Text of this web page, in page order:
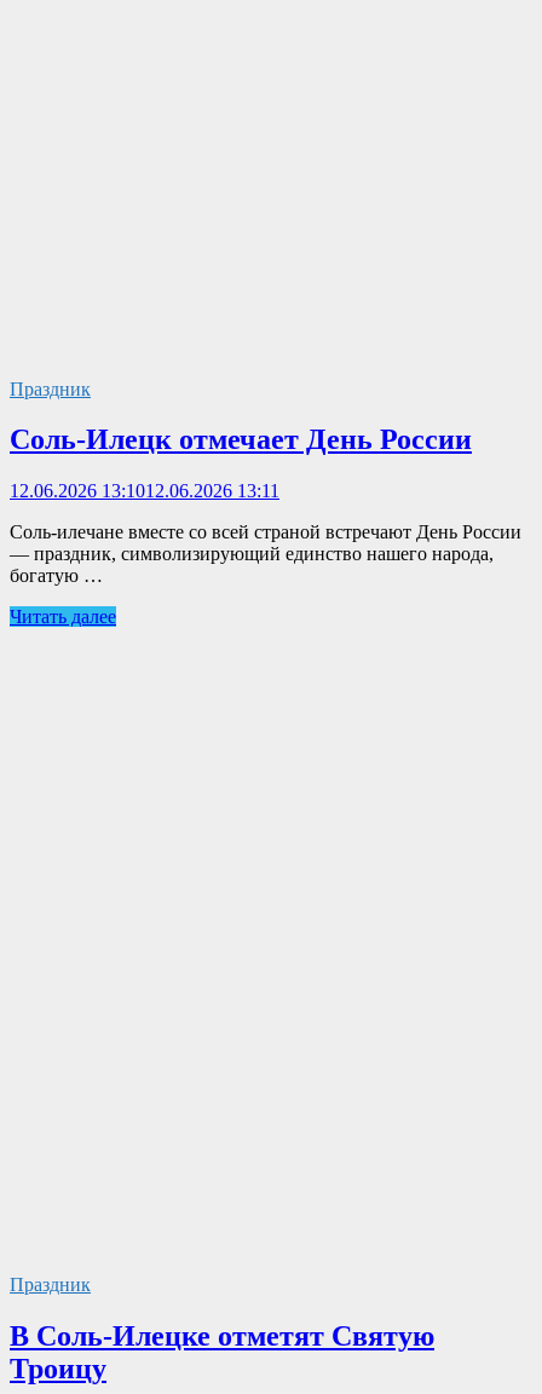
Праздник
Соль-Илецк отмечает День России
12.06.2026 13:1012.06.2026 13:11
Соль-илечане вместе со всей страной встречают День России
— праздник, символизирующий единство нашего народа,
богатую …
Читать далее
Праздник
В Соль-Илецке отметят Святую
Троицу